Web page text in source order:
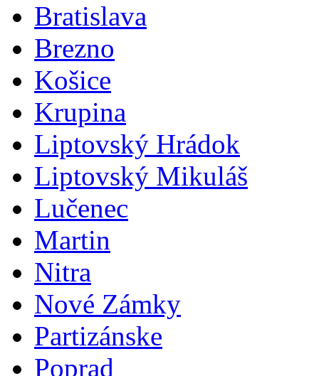
Bratislava
Brezno
Košice
Krupina
Liptovský Hrádok
Liptovský Mikuláš
Lučenec
Martin
Nitra
Nové Zámky
Partizánske
Poprad